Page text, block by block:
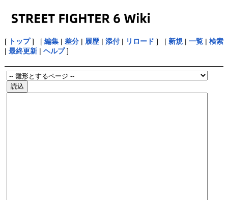
[ トップ] [ 編集| 差分| 履歴| 添付| リロード ] [ 新規| 一覧| 検索
| 最終更新| ヘルプ]